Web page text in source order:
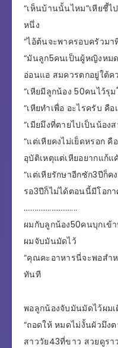
“เห็นบ้านนั้นไหม”เหียชี้
หนึ่ง
“ไอ้ต้นจะพาครอบครัวม
“มันลูก5คนเป็นผู้หญิงหม
อ่อนแอ สมควรตกอยู่ใต้ค
“เหียมีลูกน้อง 50คนไว้รุ
“เหียทำเพื่อ อะไรครับ คื
“เมียมึงที่ตายไปเป็นน้องส
“แต่เหียคงไม่เย็ดหรอก
อุบัติเหตุแต่เหียอยากแก้แ
“แต่เหียรักษาอีกซัก3ปีก็ค
รอ3ปีก็ไม่ได้ตอนนี้มีโอก
………………………..
ผมกับลูกน้อง50คนบุกเข้
ผมจับมันมัดไว้
“คุณคะอาหารนี่จะพอสำ
ทันที
พอลูกน้องจับมันมัดไว้ผม
“ถอดให้ หมดไม่งั้นผัวมึง
สาววัย43ที่ขาว สวยดูร